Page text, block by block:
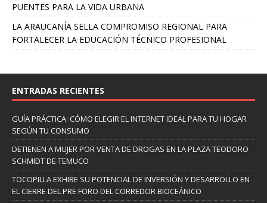
PUENTES PARA LA VIDA URBANA
LA ARAUCANÍA SELLA COMPROMISO REGIONAL PARA
FORTALECER LA EDUCACIÓN TÉCNICO PROFESIONAL
ENTRADAS RECIENTES
GUÍA PRÁCTICA: CÓMO ELEGIR EL INTERNET IDEAL PARA TU HOGAR
SEGÚN TU CONSUMO
DETIENEN A MUJER POR VENTA DE DROGAS EN LA PLAZA TEODORO
SCHMIDT DE TEMUCO
TOCOPILLA EXHIBE SU POTENCIAL DE INVERSIÓN Y DESARROLLO EN
EL CIERRE DEL PRE FORO DEL CORREDOR BIOCEÁNICO